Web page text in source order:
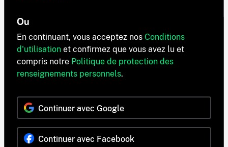
Ou
En continuant, vous acceptez nos Conditions
d'utilisation et confirmez que vous avez lu et
compris notre Politique de protection des
renseignements personnels.
Continuer avec Google
Continuer avec Facebook